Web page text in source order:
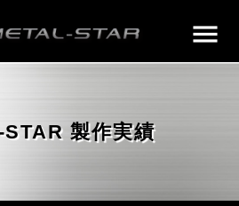
製作実績